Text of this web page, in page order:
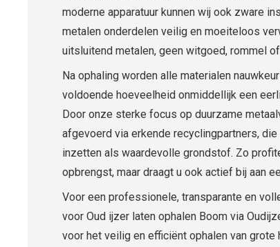
moderne apparatuur kunnen wij ook zware
metalen onderdelen veilig en moeiteloos
uitsluitend metalen, geen witgoed, rommel
Na ophaling worden alle materialen
voldoende hoeveelheid onmiddellijk een
Door onze sterke focus op duurzame
afgevoerd via erkende recyclingpartners,
inzetten als waardevolle grondstof. Zo
opbrengst, maar draagt u ook actief bij aan
Voor een professionele, transparante en
voor Oud ijzer laten ophalen Boom via
voor het veilig en efficiënt ophalen van grote